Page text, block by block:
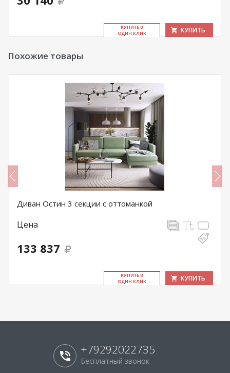
КУ­ПИТЬ В
ОДИН КЛИК
КУПИТЬ
Похожие товары
Диван Остин 3 секции с оттоманкой
Цена
133 837
КУ­ПИТЬ В
ОДИН КЛИК
КУПИТЬ
+79292022735
Бесплатный звонок